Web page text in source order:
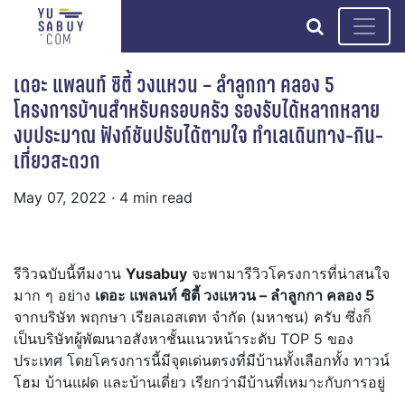
search
เดอะ แพลนท์ ซิตี้ วงแหวน – ลำลูกกา คลอง 5
โครงการบ้านสำหรับครอบครัว รองรับได้หลากหลาย
งบประมาณ ฟังก์ชันปรับได้ตามใจ ทำเลเดินทาง-กิน-
เที่ยวสะดวก
May 07, 2022 · 4 min read
รีวิวฉบับนี้ทีมงาน Yusabuy จะพามารีวิวโครงการที่น่าสนใจ
มาก ๆ อย่าง เดอะ แพลนท์ ซิตี้ วงแหวน – ลำลูกกา คลอง 5
จากบริษัท พฤกษา เรียลเอสเตท จำกัด (มหาชน) ครับ ซึ่งก็
เป็นบริษัทผู้พัฒนาอสังหาชั้นแนวหน้าระดับ TOP 5 ของ
ประเทศ โดยโครงการนี้มีจุดเด่นตรงที่มีบ้านทั้งเลือกทั้ง ทาวน์
โฮม บ้านแฝด และบ้านเดี่ยว เรียกว่ามีบ้านที่เหมาะกับการอยู่